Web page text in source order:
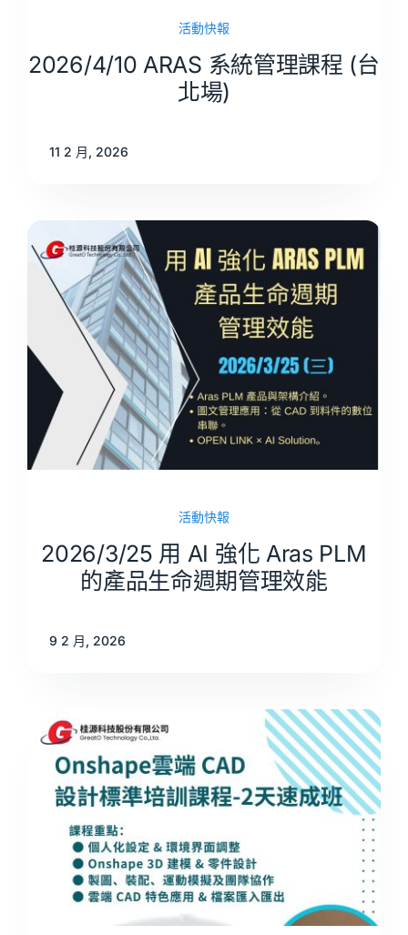
活動快報
2026/4/10 ARAS 系統管理課程 (台
北場)
11 2 月, 2026
活動快報
2026/3/25 用 AI 強化 Aras PLM
的產品生命週期管理效能
9 2 月, 2026